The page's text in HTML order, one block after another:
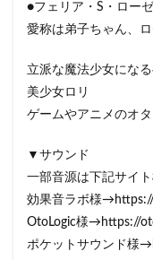
●フェリア・S・ロー
愛称は弟子ちゃん、
立派な魔法少女にな
美少女ロリ
ゲームやアニメのオ
▼サウンド
一部音源は下記サイ
効果音ラボ様
OtoLogic様→https://
ポケットサウンド様